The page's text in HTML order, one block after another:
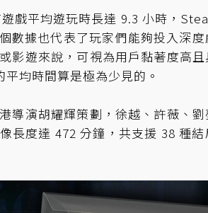
戲平均遊玩時長達 9.3 小時，
數據也代表了玩家們能夠投入深
影遊來說，可視為用戶黏著度高
均時間算是極為少見的。
導演胡耀輝策劃，徐越、許薇、
長度達 472 分鐘，共支援 38 種